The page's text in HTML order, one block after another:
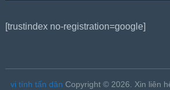
[trustindex no-registration=google]
vi tính tấn dân Copyright © 2026. Xin liên